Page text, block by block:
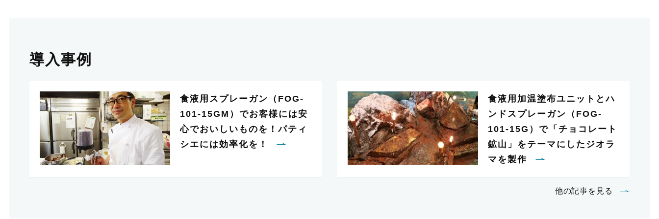
導入事例
食液用スプレーガン（FOG-
101-15GM）でお客様には安
心でおいしいものを！パティ
シエには効率化を！
食液用加温塗布ユニットとハ
ンドスプレーガン（FOG-
101-15G）で「チョコレート
鉱山」をテーマにしたジオラ
マを製作
他の記事を見る